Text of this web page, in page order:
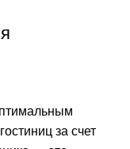
за счет